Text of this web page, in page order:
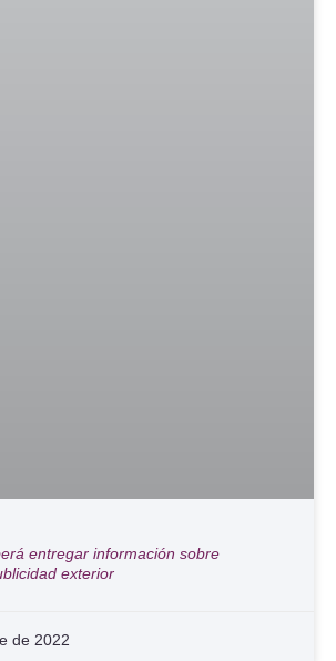
entregar información sobre
exterior
de 2022